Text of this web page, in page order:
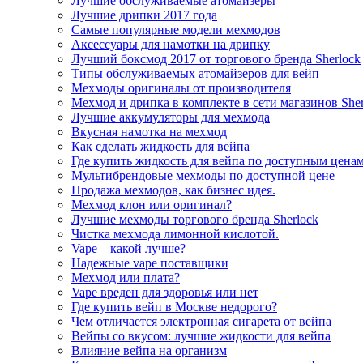
Лучшие дрипки 2017 года
Самые популярные модели мехмодов
Аксессуары для намотки на дрипку
Лучший боксмод 2017 от торгового бренда Sherlock
Типы обслуживаемых атомайзеров для вейп
Мехмоды оригиналы от производителя
Мехмод и дрипка в комплекте в сети магазинов
Лучшие аккумуляторы для мехмода
Вкусная намотка на мехмод
Как сделать жидкость для вейпа
Где купить жидкость для вейпа по доступным
Мультибрендовые мехмоды по доступной цене
Продажа мехмодов, как бизнес идея.
Мехмод клон или оригинал?
Лучшие мехмоды торгового бренда Sherlock
Чистка мехмода лимонной кислотой.
Vape – какой лучше?
Надежные vape поставщики
Мехмод или плата?
Vape вреден для здоровья или нет
Где купить вейп в Москве недорого?
Чем отличается электронная сигарета от вейпа
Вейпы со вкусом: лучшие жидкости для вейпа
Влияние вейпа на организм